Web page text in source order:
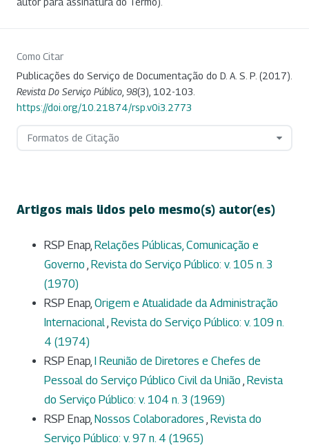
Como Citar
Publicações do Serviço de Documentação do D. A. S. P. (2017).
Revista Do Serviço Público 98(3), 102-103.
https://doi.org/10.21874/rsp.v0i3.2773
Formatos de Citação
Artigos mais lidos pelo mesmo(s) autor(es)
RSP Enap, Relações Públicas, Comunicação e
Governo Revista do Serviço Público: v. 105 n. 3
(1970)
RSP Enap, Origem e Atualidade da Administração
Internacional Revista do Serviço Público: v. 109 n.
4 (1974)
RSP Enap, I Reunião de Diretores e Chefes de
Pessoal do Serviço Público Civil da União Revista
do Serviço Público: v. 104 n. 3 (1969)
RSP Enap, Nossos Colaboradores Revista do
Serviço Público: v. 97 n. 4 (1965)